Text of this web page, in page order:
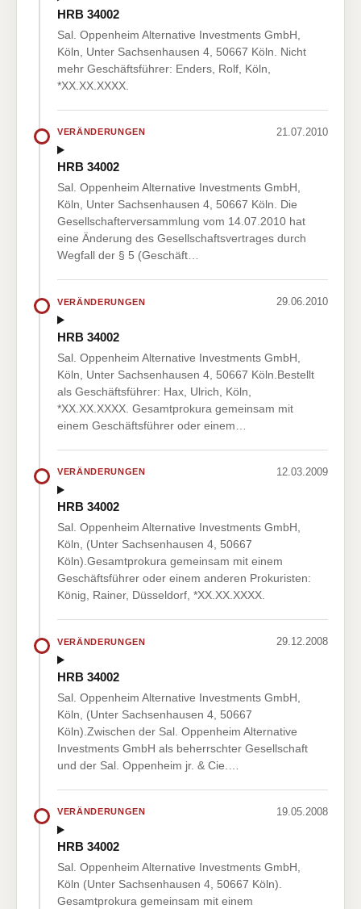
HRB 34002
Sal. Oppenheim Alternative Investments GmbH,
Köln, Unter Sachsenhausen 4, 50667 Köln. Nicht
mehr Geschäftsführer: Enders, Rolf, Köln,
*XX.XX.XXXX.
VERÄNDERUNGEN 21.07.2010
HRB 34002
Sal. Oppenheim Alternative Investments GmbH,
Köln, Unter Sachsenhausen 4, 50667 Köln. Die
Gesellschafterversammlung vom 14.07.2010 hat
eine Änderung des Gesellschaftsvertrages durch
Wegfall der § 5 (Geschäft…
VERÄNDERUNGEN 29.06.2010
HRB 34002
Sal. Oppenheim Alternative Investments GmbH,
Köln, Unter Sachsenhausen 4, 50667 Köln.Bestellt
als Geschäftsführer: Hax, Ulrich, Köln,
*XX.XX.XXXX. Gesamtprokura gemeinsam mit
einem Geschäftsführer oder einem…
VERÄNDERUNGEN 12.03.2009
HRB 34002
Sal. Oppenheim Alternative Investments GmbH,
Köln, (Unter Sachsenhausen 4, 50667
Köln).Gesamtprokura gemeinsam mit einem
Geschäftsführer oder einem anderen Prokuristen:
König, Rainer, Düsseldorf, *XX.XX.XXXX.
VERÄNDERUNGEN 29.12.2008
HRB 34002
Sal. Oppenheim Alternative Investments GmbH,
Köln, (Unter Sachsenhausen 4, 50667
Köln).Zwischen der Sal. Oppenheim Alternative
Investments GmbH als beherrschter Gesellschaft
und der Sal. Oppenheim jr. & Cie.…
VERÄNDERUNGEN 19.05.2008
HRB 34002
Sal. Oppenheim Alternative Investments GmbH,
Köln (Unter Sachsenhausen 4, 50667 Köln).
Gesamtprokura gemeinsam mit einem